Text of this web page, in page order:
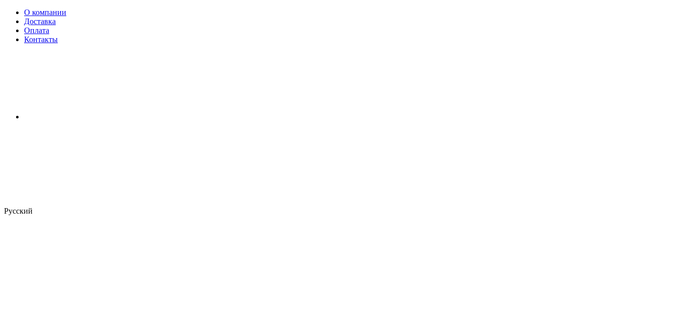
О компании
Доставка
Оплата
Контакты
Русский